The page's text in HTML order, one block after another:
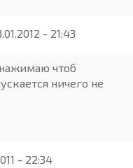
- 21:43
чтоб
ничего не
- 22:34